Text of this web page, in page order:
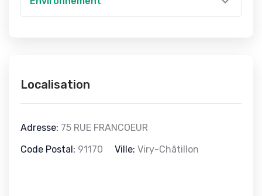
Localisation
Adresse: 75 RUE FRANCOEUR
Code Postal: 91170 Ville: Viry-Châtillon